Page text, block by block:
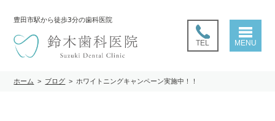
豊田市駅から徒歩3分の歯科医院
TEL MENU
ホーム > ブログ >ホワイトニングキャンペーン実施中！！